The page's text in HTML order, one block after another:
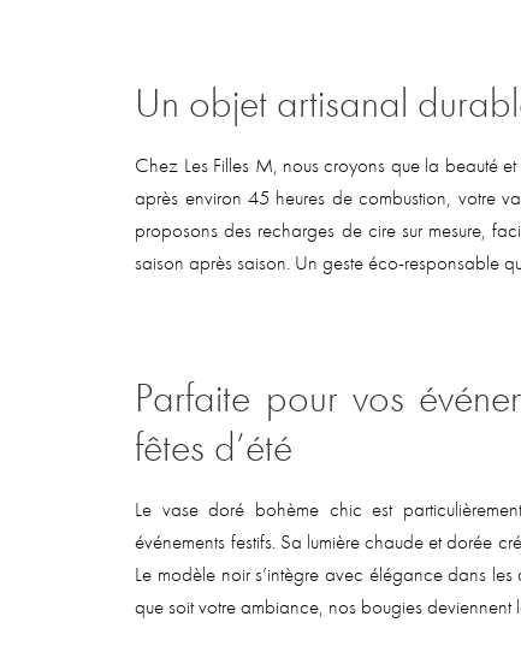
Un objet artisanal
Chez Les Filles M, nous croyons que la beauté
après environ 45 heures de combustion, votre
proposons des recharges de cire sur mesure,
saison après saison. Un geste éco-responsable
Parfaite pour vos
fêtes d’été
Le vase doré bohème chic est
événements festifs. Sa lumière chaude et dorée
Le modèle noir s’intègre avec élégance dans
que soit votre ambiance, nos bougies